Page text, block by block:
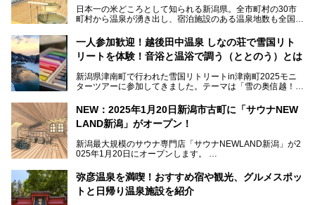
めに訪れたい、新潟県内にあるスキー場そばの温泉地をまと
めました。
日本一の米どころとして知られる新潟県。全市町村の30市
町村から温泉が湧き出し、宿泊施設のある温泉地数も全国有
温泉が利用ができる宿泊施設も多く、スーパー銭湯も多彩な
サービスを提供する施設がいろいろ。
観光やレジャーに温泉を組み合わせれば、旅はさらに充実し
します。
一人参加歓迎！越後田中温泉 しなの荘で雪国リト
リートを体験！音浴と温浴で調う（ととのう）とは
新潟県津南町で行われた雪国リトリートin津南町2025モニ
ターツアーに参加してきました。テーマは「雪の奥信越！音
温泉ライターとして「温浴」は頻繁に体験していますが、
「音浴」とは果たしてどんな体験なのでしょう？とても気に
なお、宿泊した温泉は日帰り入浴もできる秘湯「越後田中温
泉 しなの荘」です。こちらについても詳しく紹介します。
NEW：2025年1月20日新潟市古町に「サウナNEW
LAND新潟」がオープン！
新潟最大規模のサウナ専門店「サウナNEWLAND新潟」が2
025年1月20日にオープンします。
街に再び笑顔と賑わいを取り戻し、新たなランドマークとし
て地域活性化を目指します。
サウナ室のテーマは「海賊船」‥⁉ ユニークなサウナ室を
弥彦温泉を満喫！おすすめ宿や観光、グルメスポッ
トと日帰り温泉施設を紹介